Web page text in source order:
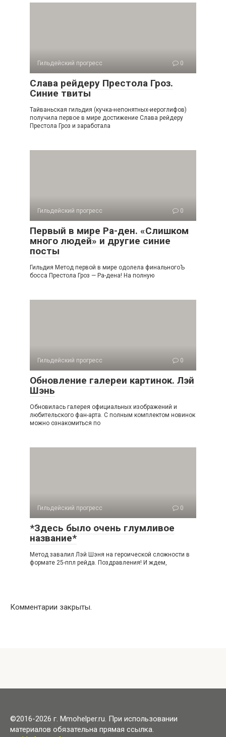
Гильдейский прогресс 0
Слава рейдеру Престола Гроз.
Синие твиты
Тайваньская гильдия (кучка-непонятных-иероглифов)
получила первое в мире достижение Слава рейдеру
Престола Гроз и заработала
Гильдейский прогресс 0
Первый в мире Ра-ден. «Слишком
много людей» и другие синие
посты
Гильдия Метод первой в мире одолела финальногоЪ
босса Престола Гроз — Ра-дена! На полную
Гильдейский прогресс 0
Обновление галереи картинок. Лэй
Шэнь
Обновилась галерея официальных изображений и
любительского фан-арта. С полным комплектом новинок
можно ознакомиться по
Гильдейский прогресс 0
*Здесь было очень глумливое
название*
Метод завалил Лэй Шэня на героической сложности в
формате 25-ппл рейда. Поздравления! И ждем,
Комментарии закрыты.
©2016-2026 г. Mmohelper.ru. При использовании
материалов обязательна прямая ссылка.